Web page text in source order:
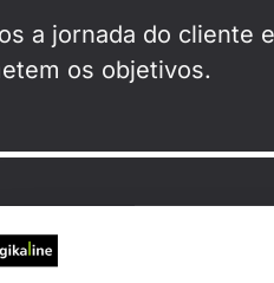
a jornada do cliente
os objetivos.
uma